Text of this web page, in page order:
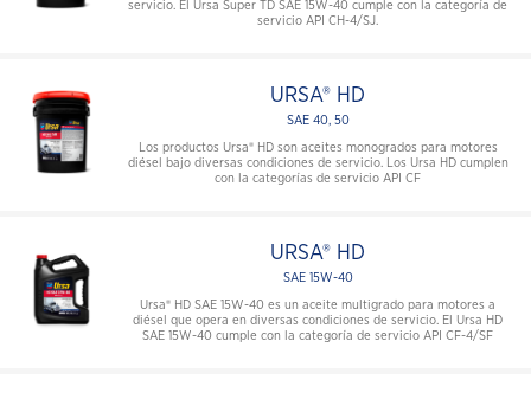
servicio. El Ursa Super TD SAE 15W-40 cumple con la categoría de
servicio API CH-4/SJ.
URSA® HD
SAE 40, 50
Los productos Ursa® HD son aceites monogrados para motores
diésel bajo diversas condiciones de servicio. Los Ursa HD cumplen
con la categorías de servicio API CF
URSA® HD
SAE 15W-40
Ursa® HD SAE 15W-40 es un aceite multigrado para motores a
diésel que opera en diversas condiciones de servicio. El Ursa HD
SAE 15W-40 cumple con la categoría de servicio API CF-4/SF